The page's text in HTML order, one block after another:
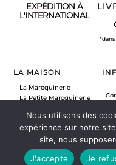
EXPÉDITION À
L'INTERNATIONAL
LA MAISON
La Maroquinerie
La Petite Maroquinerie
Nous contacter
Nous utilisons des
expérience sur notre
site, nous
J'accepte
Je